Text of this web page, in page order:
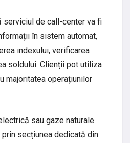
serviciul de call-center va fi
în sistem automat,
indexului, verificarea
soldului. Clienții pot utiliza
majoritatea operațiunilor
sau gaze naturale
secțiunea dedicată din